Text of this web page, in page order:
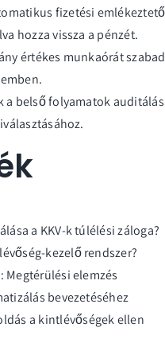
fizetési
hozza vissza a pénzét.
értékes munkaórát
belső folyamatok
a KKV-k túlélési záloga?
kezelő rendszer?
elemzés
bevezetéséhez
a kintlévőségek ellen